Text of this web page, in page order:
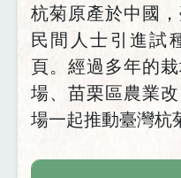
杭菊原產於中國，
民間人士引進試
頁。經過多年的
場、苗栗區農業
場一起推動臺灣杭